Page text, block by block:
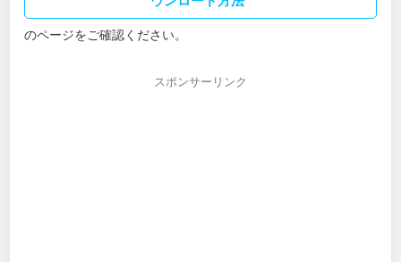
のページをご確認ください。
スポンサーリンク